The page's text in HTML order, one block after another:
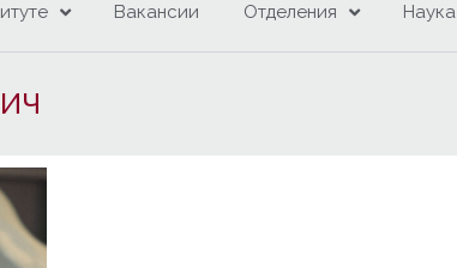
Вакансии Отделения Наука